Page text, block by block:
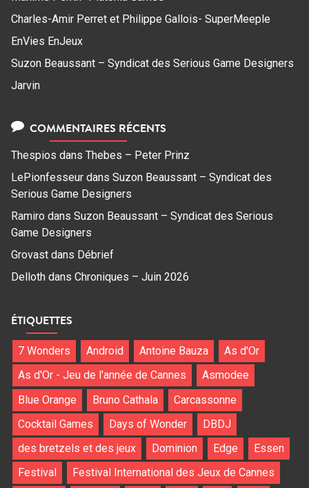
Charles-Amir Perret et Philippe Gallois- SuperMeeple
EnVies EnJeux
Suzon Beaussant – Syndicat des Serious Game Designers
Jarvin
COMMENTAIRES RÉCENTS
Thespios dans Thebes – Peter Prinz
LePionfesseur dans Suzon Beaussant – Syndicat des
Serious Game Designers
Ramiro dans Suzon Beaussant – Syndicat des Serious
Game Designers
Grovast dans Débrief
Delloth dans Chroniques – Juin 2026
ÉTIQUETTES
7 Wonders Android Antoine Bauza
As d'Or
As d'Or - Jeu de l'année de Cannes
Asmodee
Blue Orange
Bruno Cathala
Carcassonne
Cocktail Games
Days of Wonder
DBDJ
des bretzels et des jeux
Dominion Edge
Essen
Festival
Festival International des Jeux de Cannes